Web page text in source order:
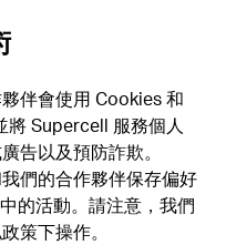
伴會使用 Cookies 和
Supercell 服務個人
告以及預防詐欺。
們的合作夥伴保存偏好
的活動。請注意，我們
策下操作。